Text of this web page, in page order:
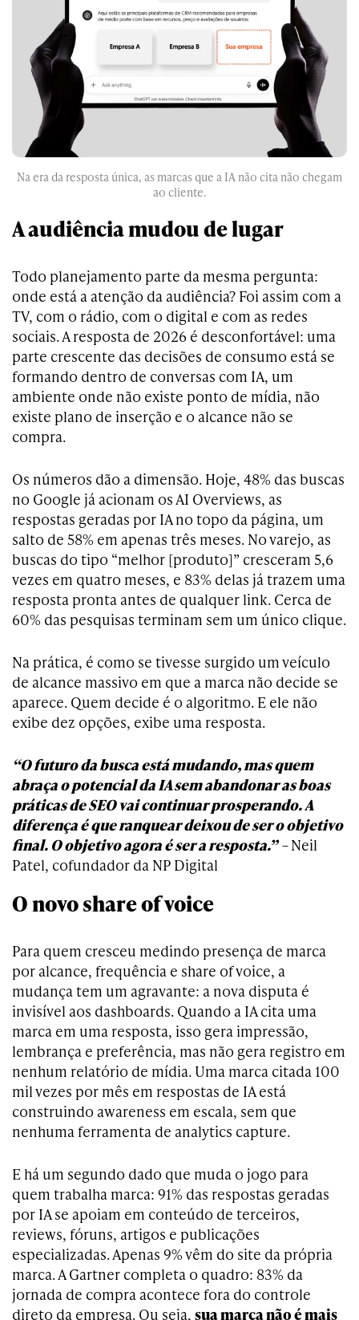
Na era da resposta única, as marcas que a IA não cita não chegam
ao cliente.
A audiência mudou de lugar
Todo planejamento parte da mesma pergunta:
onde está a atenção da audiência? Foi assim com a
TV, com o rádio, com o digital e com as redes
sociais. A resposta de 2026 é desconfortável: uma
parte crescente das decisões de consumo está se
formando dentro de conversas com IA, um
ambiente onde não existe ponto de mídia, não
existe plano de inserção e o alcance não se
compra.
Os números dão a dimensão. Hoje, 48% das buscas
no Google já acionam os AI Overviews, as
respostas geradas por IA no topo da página, um
salto de 58% em apenas três meses. No varejo, as
buscas do tipo “melhor [produto]” cresceram 5,6
vezes em quatro meses, e 83% delas já trazem uma
resposta pronta antes de qualquer link. Cerca de
60% das pesquisas terminam sem um único clique.
Na prática, é como se tivesse surgido um veículo
de alcance massivo em que a marca não decide se
aparece. Quem decide é o algoritmo. E ele não
exibe dez opções, exibe uma resposta.
“O futuro da busca está mudando, mas quem
abraça o potencial da IA sem abandonar as boas
práticas de SEO vai continuar prosperando. A
diferença é que ranquear deixou de ser o objetivo
final. O objetivo agora é ser a resposta.”–Neil
Patel, cofundador da NP Digital
O novo share of voice
Para quem cresceu medindo presença de marca
por alcance, frequência e share of voice, a
mudança tem um agravante: a nova disputa é
invisível aos dashboards. Quando a IA cita uma
marca em uma resposta, isso gera impressão,
lembrança e preferência, mas não gera registro em
nenhum relatório de mídia. Uma marca citada 100
mil vezes por mês em respostas de IA está
construindo awareness em escala, sem que
nenhuma ferramenta de analytics capture.
E há um segundo dado que muda o jogo para
quem trabalha marca: 91% das respostas geradas
por IA se apoiam em conteúdo de terceiros,
reviews, fóruns, artigos e publicações
especializadas. Apenas 9% vêm do site da própria
marca. A Gartner completa o quadro: 83% da
jornada de compra acontece fora do controle
direto da empresa. Ou seja, sua marca não é mais